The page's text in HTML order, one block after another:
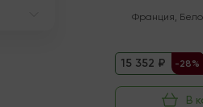
Франция,
15 352 ₽ -28%
В